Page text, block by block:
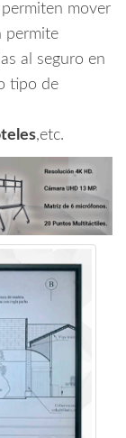
mover
permite
al seguro en
tipo de
,etc.